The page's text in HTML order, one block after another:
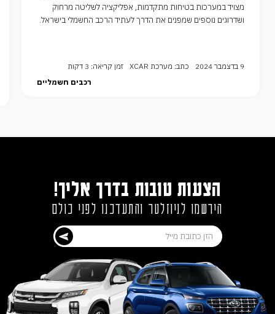
מצויד במערכות בטיחות מתקדמות, אפליקציה לשליטה מרחוק
ושדרוגים נוספים שמפנים את הדרך לעתיד הרכב החשמלי בישראל.
9 בדצמבר 2024 כתב: מערכת XCAR
זמן קריאה: 3 דקות
רכבים חשמליים
הצעות טובות בדרך אליך!
הירשמו לניוזלטר והתעדכנו לפני כולם